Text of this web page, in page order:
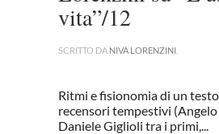
vita”/12
SCRITTO DA NIVA LORENZINI
Ritmi e fisionomia di un
recensori tempestivi
Daniele Giglioli tra i primi,...